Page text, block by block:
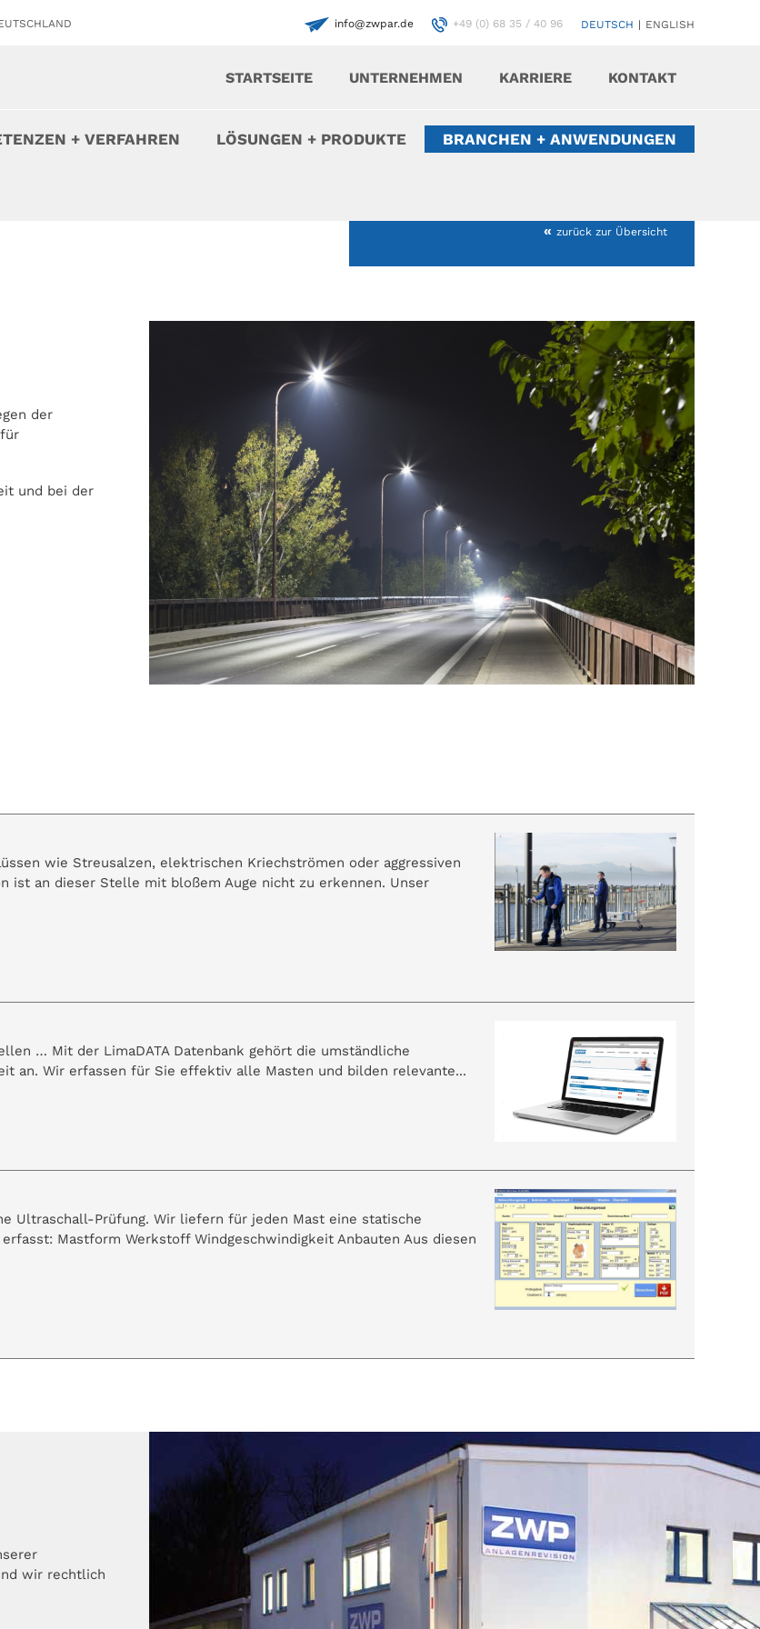
DEUTSCH | ENGLISH
+49 (0) 68 35 / 40 96
info@zwpar.de
KONTAKT
KARRIERE
UNTERNEHMEN
STARTSEITE
BRANCHEN + ANWENDUNGEN
LÖSUNGEN + PRODUKTE
+ VERFAHREN
« zurück zur Übersicht
der
und bei der
wie Streusalzen, elektrischen Kriechströmen oder aggressiven
ist an dieser Stelle mit bloßem Auge nicht zu erkennen. Unser
… Mit der LimaDATA Datenbank gehört die umständliche
an. Wir erfassen für Sie effektiv alle Masten und bilden relevante...
Ultraschall-Prüfung. Wir liefern für jeden Mast eine statische
Mastform Werkstoff Windgeschwindigkeit Anbauten Aus diesen
wir rechtlich